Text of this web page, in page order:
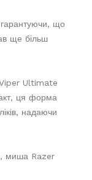
що
ще більш
Viper Ultimate
ця форма
надаючи
миша Razer